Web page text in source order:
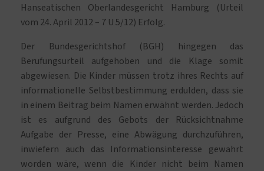
Hanseatischen Oberlandesgericht Hamburg (Urteil
vom 24. April 2012 – 7 U 5/12) Erfolg.
Der Bundesgerichtshof (BGH) hingegen das
Berufungsurteil aufgehoben und die Klage somit
abgewiesen. Die Kinder müssen trotz ihres Rechts auf
informationelle Selbstbestimmung erdulden, dass sie
in einem Beitrag beim Namen erwähnt werden. Jedoch
ist es aufgrund des Gebots der Rücksichtnahme
Aufgabe der Presse, eine Abwägung durchzuführen,
inwiefern auch das Informationsinteresse gewahrt
worden wäre, wenn die Kinder nicht beim Namen